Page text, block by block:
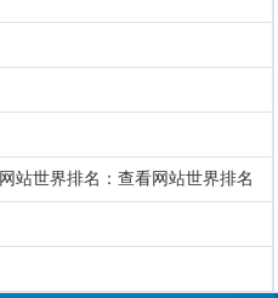
网站世界排名： 查看网站世界排名